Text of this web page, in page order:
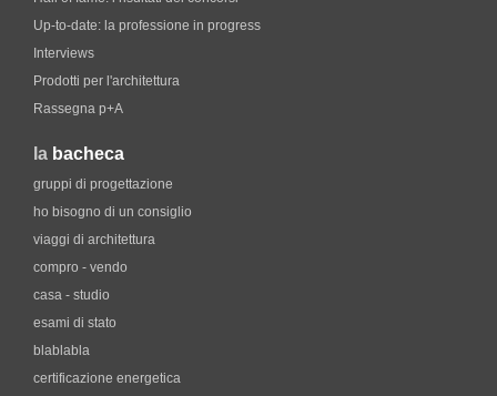
Up-to-date: la professione in progress
Interviews
Prodotti per l'architettura
Rassegna p+A
la bacheca
gruppi di progettazione
ho bisogno di un consiglio
viaggi di architettura
compro - vendo
casa - studio
esami di stato
blablabla
certificazione energetica